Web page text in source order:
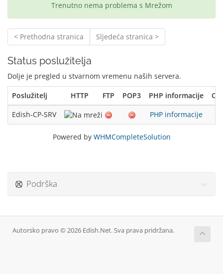
Trenutno nema problema s Mrežom
< Prethodna stranica Sljedeća stranica >
Status poslužitelja
Dolje je pregled u stvarnom vremenu naših servera.
Poslužitelj HTTP FTP POP3 PHP informacije
Edish-CP-SRV
PHP informacije
Powered by WHMCompleteSolution
Podrška
Autorsko pravo © 2026 Edish.Net. Sva prava pridržana.